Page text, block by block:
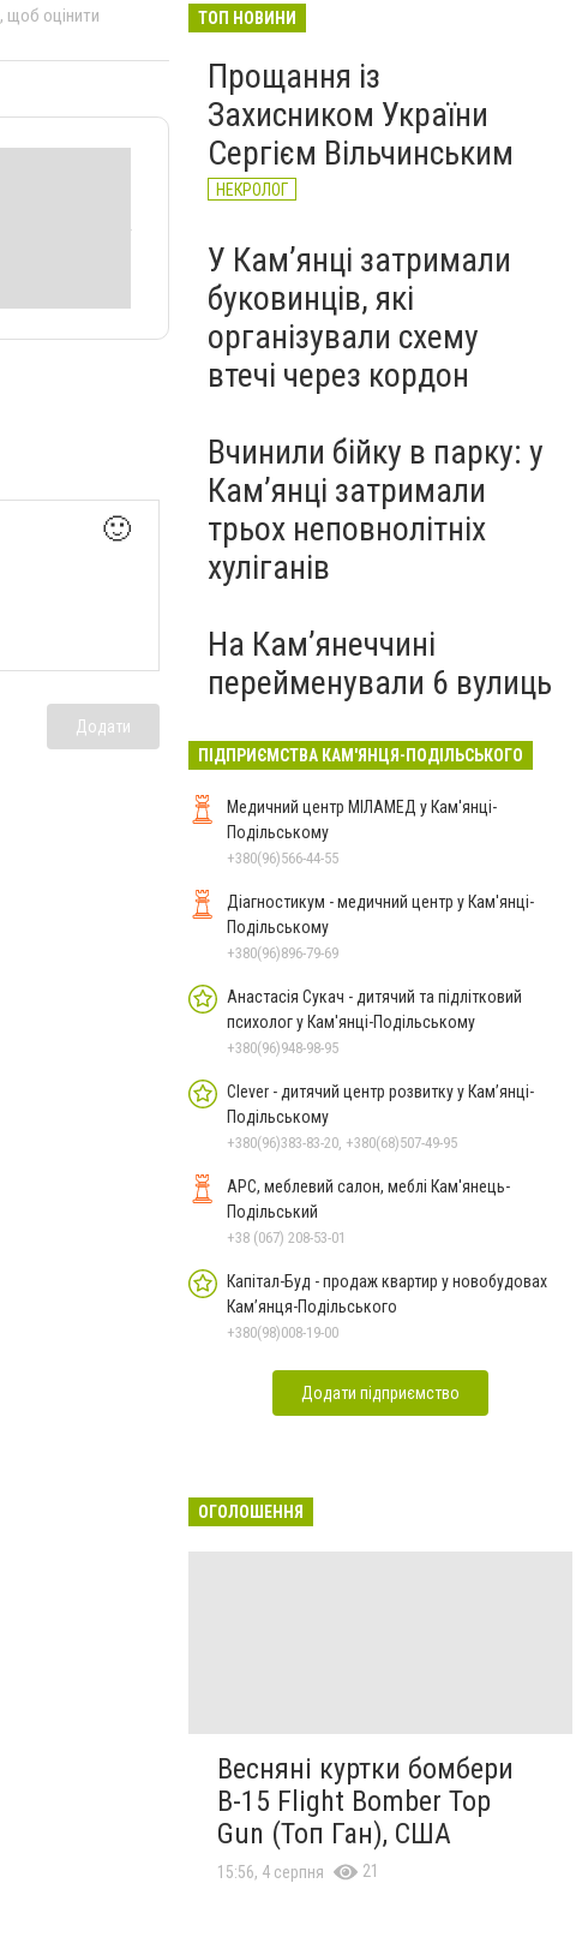
, щоб оцінити
🙂
Додати
ТОП НОВИНИ
Прощання із
Захисником України
Сергієм Вільчинським
НЕКРОЛОГ
У Кам’янці затримали
буковинців, які
організували схему
втечі через кордон
Вчинили бійку в парку: у
Кам’янці затримали
трьох неповнолітніх
хуліганів
На Камʼянеччині
перейменували 6 вулиць
ПІДПРИЄМСТВА КАМ'ЯНЦЯ-ПОДІЛЬСЬКОГО
Медичний центр МІЛАМЕД у Кам'янці-
Подільському
+380(96)566-44-55
Діагностикум - медичний центр у Кам'янці-
Подільському
+380(96)896-79-69
Анастасія Сукач - дитячий та підлітковий
психолог у Кам'янці-Подільському
+380(96)948-98-95
Clever - дитячий центр розвитку у Кам’янці-
Подільському
+380(96)383-83-20, +380(68)507-49-95
АРС, меблевий салон, меблі Кам'янець-
Подільський
+38 (067) 208-53-01
Капітал-Буд - продаж квартир у новобудовах
Кам’янця-Подільського
+380(98)008-19-00
Додати підприємство
ОГОЛОШЕННЯ
Весняні куртки бомбери
B-15 Flight Bomber Top
Gun (Топ Ган), США
15:56, 4 серпня 21